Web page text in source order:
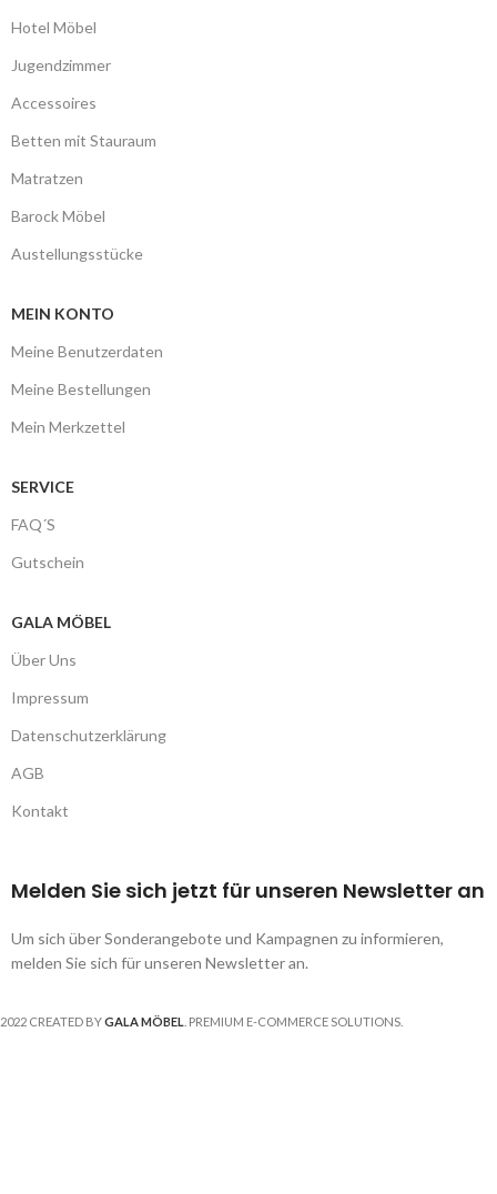
Hotel Möbel
Jugendzimmer
Accessoires
Betten mit Stauraum
Matratzen
Barock Möbel
Austellungsstücke
MEIN KONTO
Meine Benutzerdaten
Meine Bestellungen
Mein Merkzettel
SERVICE
FAQ´S
Gutschein
GALA MÖBEL
Über Uns
Impressum
Datenschutzerklärung
AGB
Kontakt
Melden Sie sich jetzt für unseren Newsletter an
Um sich über Sonderangebote und Kampagnen zu informieren,
melden Sie sich für unseren Newsletter an.
2022 CREATED BYGALA MÖBEL . PREMIUM E-COMMERCE SOLUTIONS.